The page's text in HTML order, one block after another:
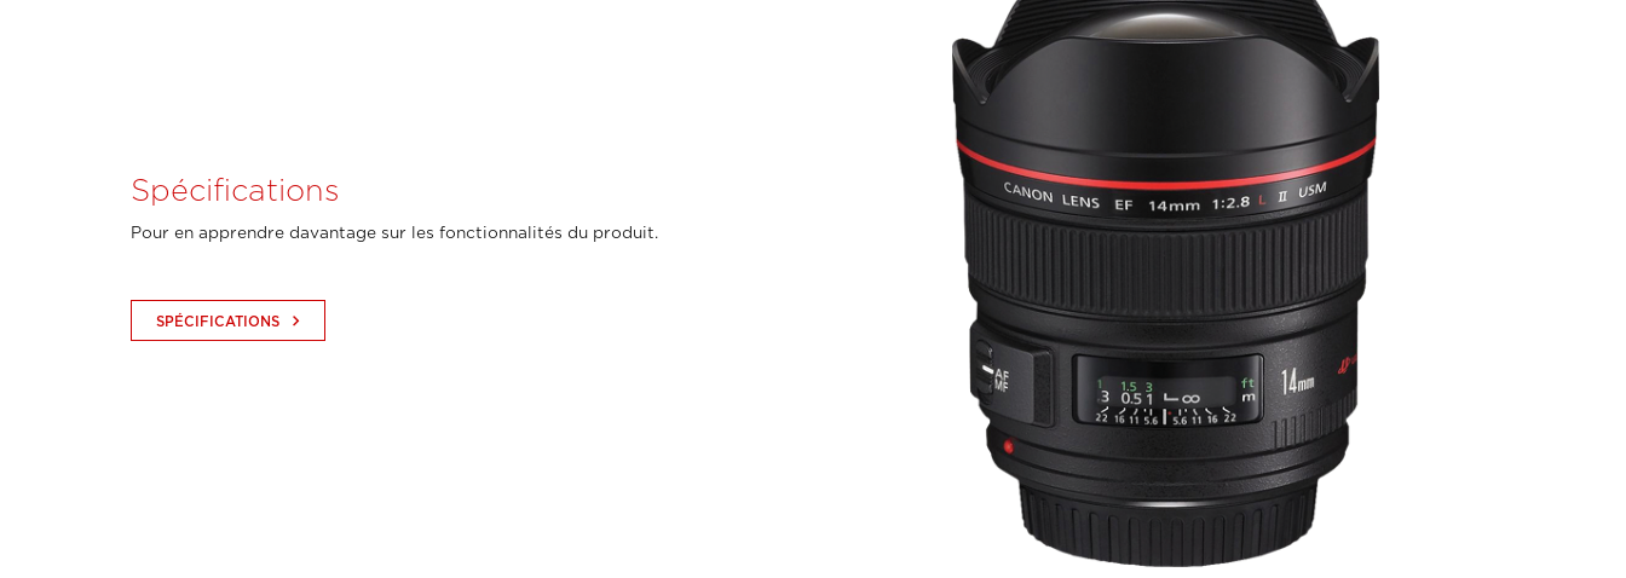
Spécifications
Pour en apprendre davantage sur les fonctionnalités du produit.
SPÉCIFICATIONS keyboard_arrow_right